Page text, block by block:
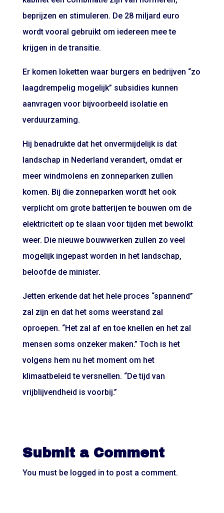
beprijzen en stimuleren. De 28 miljard euro
wordt vooral gebruikt om iedereen mee te
krijgen in de transitie.
Er komen loketten waar burgers en bedrijven “zo
laagdrempelig mogelijk” subsidies kunnen
aanvragen voor bijvoorbeeld isolatie en
verduurzaming.
Hij benadrukte dat het onvermijdelijk is dat
landschap in Nederland verandert, omdat er
meer windmolens en zonneparken zullen
komen. Bij die zonneparken wordt het ook
verplicht om grote batterijen te bouwen om de
elektriciteit op te slaan voor tijden met bewolkt
weer. Die nieuwe bouwwerken zullen zo veel
mogelijk ingepast worden in het landschap,
beloofde de minister.
Jetten erkende dat het hele proces “spannend”
zal zijn en dat het soms weerstand zal
oproepen. “Het zal af en toe knellen en het zal
mensen soms onzeker maken.” Toch is het
volgens hem nu het moment om het
klimaatbeleid te versnellen. “De tijd van
vrijblijvendheid is voorbij.”
Submit a Comment
You must be logged in to post a comment.